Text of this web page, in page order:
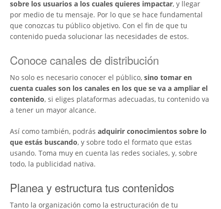
sobre los usuarios a los cuales quieres impactar, y llegar
por medio de tu mensaje. Por lo que se hace fundamental
que conozcas tu público objetivo. Con el fin de que tu
contenido pueda solucionar las necesidades de estos.
Conoce canales de distribución
No solo es necesario conocer el público, sino tomar en
cuenta cuales son los canales en los que se va a ampliar el
contenido, si eliges plataformas adecuadas, tu contenido va
a tener un mayor alcance.
Así como también, podrás adquirir conocimientos sobre lo
que estás buscando, y sobre todo el formato que estas
usando. Toma muy en cuenta las redes sociales, y, sobre
todo, la publicidad nativa.
Planea y estructura tus contenidos
Tanto la organización como la estructuración de tu